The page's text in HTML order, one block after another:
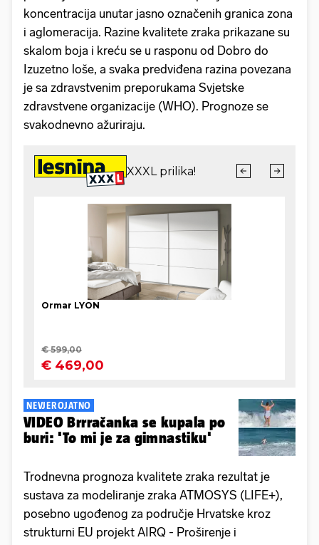
koncentracija unutar jasno označenih granica zona
i aglomeracija. Razine kvalitete zraka prikazane su
skalom boja i kreću se u rasponu od Dobro do
Izuzetno loše, a svaka predviđena razina povezana
je sa zdravstvenim preporukama Svjetske
zdravstvene organizacije (WHO). Prognoze se
svakodnevno ažuriraju.
NEVJEROJATNO
VIDEO Brrračanka se kupala po
buri: 'To mi je za gimnastiku'
Trodnevna prognoza kvalitete zraka rezultat je
sustava za modeliranje zraka ATMOSYS (LIFE+),
posebno ugođenog za područje Hrvatske kroz
strukturni EU projekt AIRQ - Proširenje i